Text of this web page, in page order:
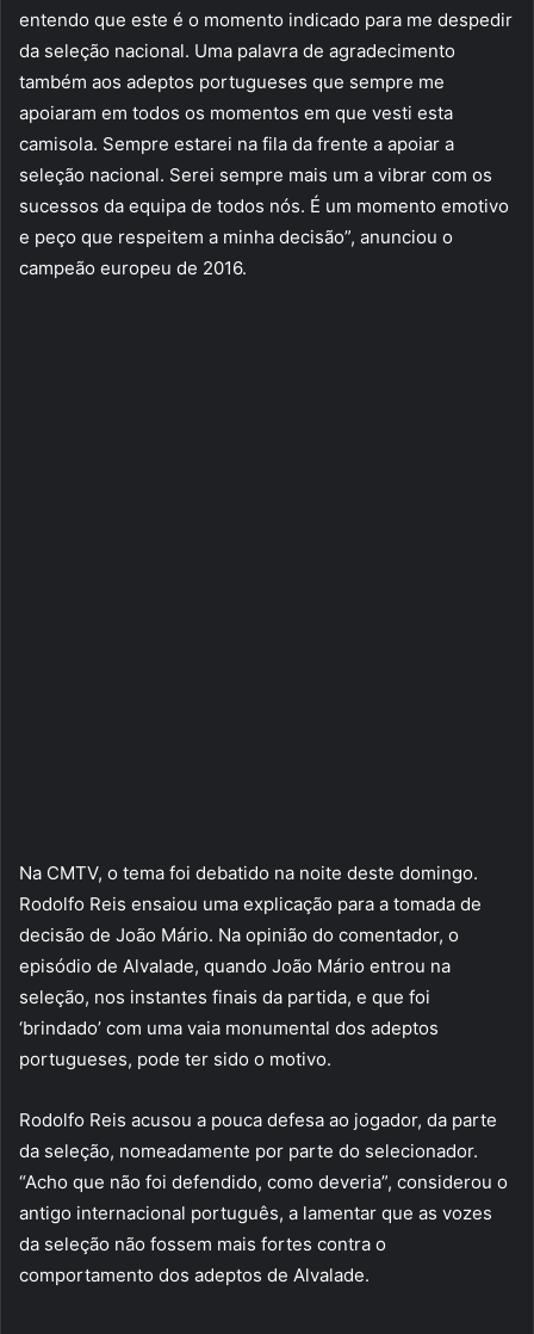
entendo que este é o momento indicado para me despedir
da seleção nacional. Uma palavra de agradecimento
também aos adeptos portugueses que sempre me
apoiaram em todos os momentos em que vesti esta
camisola. Sempre estarei na fila da frente a apoiar a
seleção nacional. Serei sempre mais um a vibrar com os
sucessos da equipa de todos nós. É um momento emotivo
e peço que respeitem a minha decisão”, anunciou o
campeão europeu de 2016.
Na CMTV, o tema foi debatido na noite deste domingo.
Rodolfo Reis ensaiou uma explicação para a tomada de
decisão de João Mário. Na opinião do comentador, o
episódio de Alvalade, quando João Mário entrou na
seleção, nos instantes finais da partida, e que foi
‘brindado’ com uma vaia monumental dos adeptos
portugueses, pode ter sido o motivo.
Rodolfo Reis acusou a pouca defesa ao jogador, da parte
da seleção, nomeadamente por parte do selecionador.
“Acho que não foi defendido, como deveria”, considerou o
antigo internacional português, a lamentar que as vozes
da seleção não fossem mais fortes contra o
comportamento dos adeptos de Alvalade.